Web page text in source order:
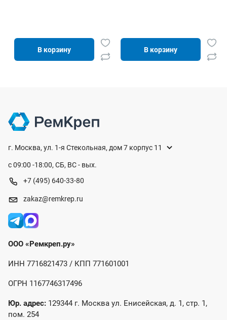
В корзину В корзину
г. Москва, ул. 1-я Стекольная, дом 7 корпус 11
с 09:00 -18:00, СБ, ВС - вых.
+7 (495) 640-33-80
zakaz@remkrep.ru
ООО «Ремкреп.ру»
ИНН 7716821473 / КПП 771601001
ОГРН 1167746317496
Юр. адрес: 129344 г. Москва ул. Енисейская, д. 1, стр. 1,
пом. 254